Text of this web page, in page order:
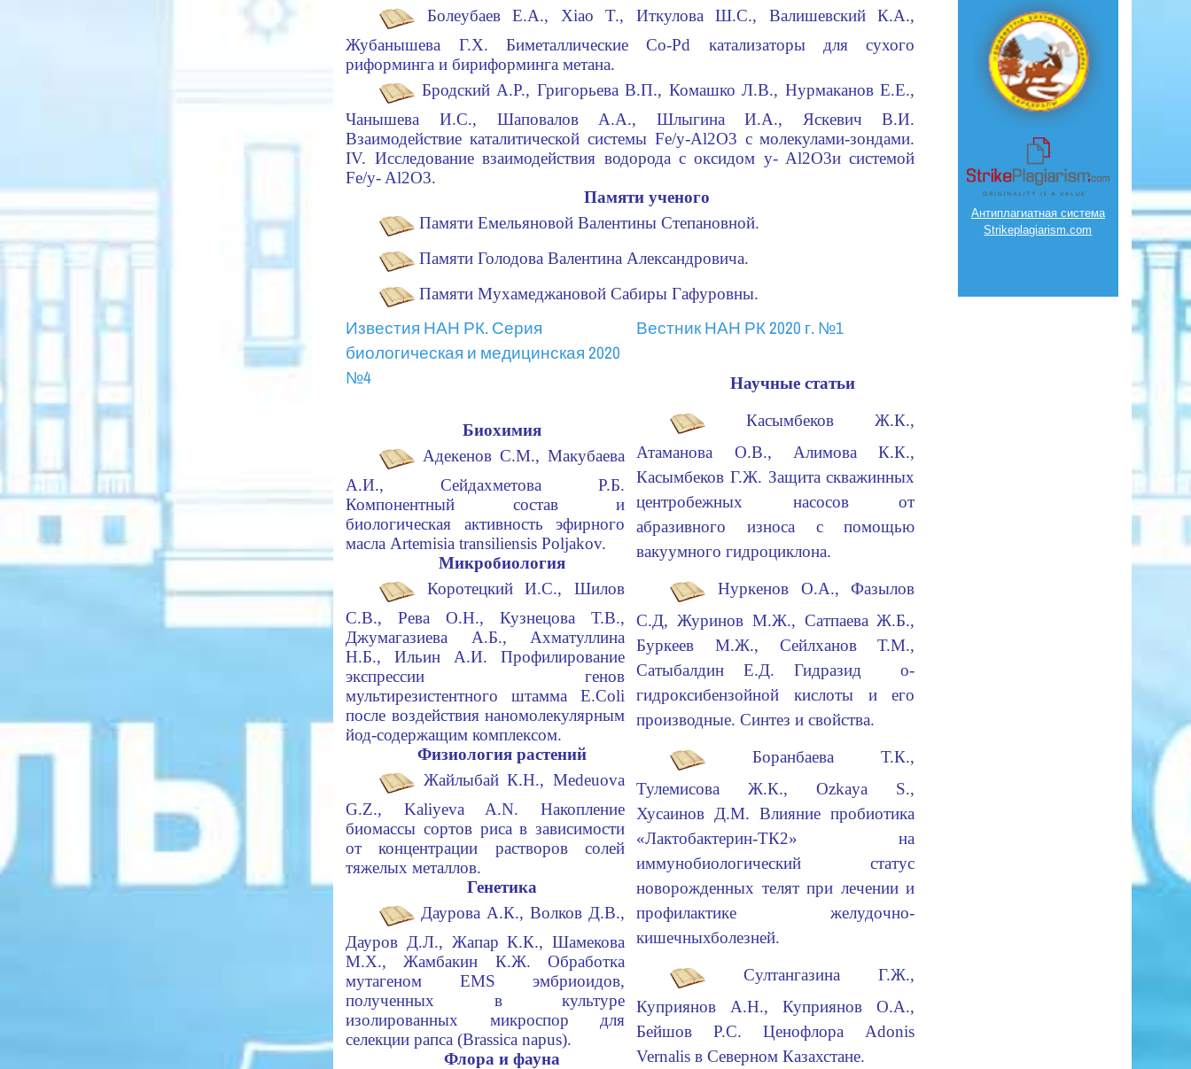
Болеубаев Е.А., Xiao T., Иткулова Ш.С., Валишевский К.А.,
Жубанышева Г.Х. Биметаллические Co-Pd катализаторы для сухого
риформинга и бириформинга метана.
Бродский А.Р., Григорьева В.П., Комашко Л.В., Нурмаканов Е.Е.,
Чанышева И.С., Шаповалов А.А., Шлыгина И.А., Яскевич В.И.
Взаимодействие каталитической системы Fe/y-Al2O3 с молекулами-зондами.
IV. Исследование взаимодействия водорода с оксидом y- Al2O3и системой
Fe/y- Al2O3.
Памяти ученого
Памяти Емельяновой Валентины Степановной.
Памяти Голодова Валентина Александровича.
Памяти Мухамеджановой Сабиры Гафуровны.
Известия НАН РК. Серия
биологическая и медицинская 2020
№4
Биохимия
Адекенов C.M., Макубаева
А.И., Сейдахметова Р.Б.
Компонентный состав и
биологическая активность эфирного
масла Artemisia transiliensis Poljakov.
Микробиология
Коротецкий И.С., Шилов
С.В., Рева О.Н., Кузнецова Т.В.,
Джумагазиева А.Б., Ахматуллина
Н.Б., Ильин А.И. Профилирование
экспрессии генов
мультирезистентного штамма E.Coli
после воздействия наномолекулярным
йод-содержащим комплексом.
Физиология растений
Жайлыбай К.Н., Medeuova
G.Z., Kaliyeva A.N. Накопление
биомассы сортов риса в зависимости
от концентрации растворов солей
тяжелых металлов.
Генетика
Даурова А.К., Волков Д.В.,
Дауров Д.Л., Жапар К.К., Шамекова
М.Х., Жамбакин К.Ж. Обработка
мутагеном EMS эмбриоидов,
полученных в культуре
изолированных микроспор для
селекции рапса (Brassica napus).
Флора и фауна
Вестник НАН РК 2020 г. №1
Научные статьи
Касымбеков Ж.К.,
Атаманова О.В., Алимова К.К.,
Касымбеков Г.Ж. Защита скважинных
центробежных насосов от
абразивного износа с помощью
вакуумного гидроциклона.
Нуркенов О.А., Фазылов
С.Д, Журинов М.Ж., Сатпаева Ж.Б.,
Буркеев М.Ж., Сейлханов Т.М.,
Сатыбалдин Е.Д. Гидразид о-
гидроксибензойной кислоты и его
производные. Синтез и свойства.
Боранбаева Т.К.,
Тулемисова Ж.К., Ozkaya S.,
Хусаинов Д.М. Влияние пробиотика
«Лактобактерин-ТК2» на
иммунобиологический статус
новорожденных телят при лечении и
профилактике желудочно-
кишечныхболезней.
Султангазина Г.Ж.,
Куприянов А.Н., Куприянов О.А.,
Бейшов Р.С. Ценофлора Adonis
Vernalis в Северном Казахстане.
Антиплагиатная система
Strikeplagiarism.com